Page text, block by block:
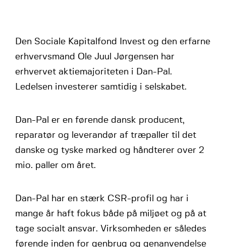
Den Sociale Kapitalfond Invest og den erfarne
erhvervsmand Ole Juul Jørgensen har
erhvervet aktiemajoriteten i Dan-Pal.
Ledelsen investerer samtidig i selskabet.
Dan-Pal er en førende dansk producent,
reparatør og leverandør af træpaller til det
danske og tyske marked og håndterer over 2
mio. paller om året.
Dan-Pal har en stærk CSR-profil og har i
mange år haft fokus både på miljøet og på at
tage socialt ansvar. Virksomheden er således
førende inden for genbrug og genanvendelse